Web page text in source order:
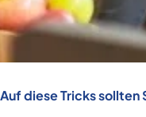
diese Tricks sollten